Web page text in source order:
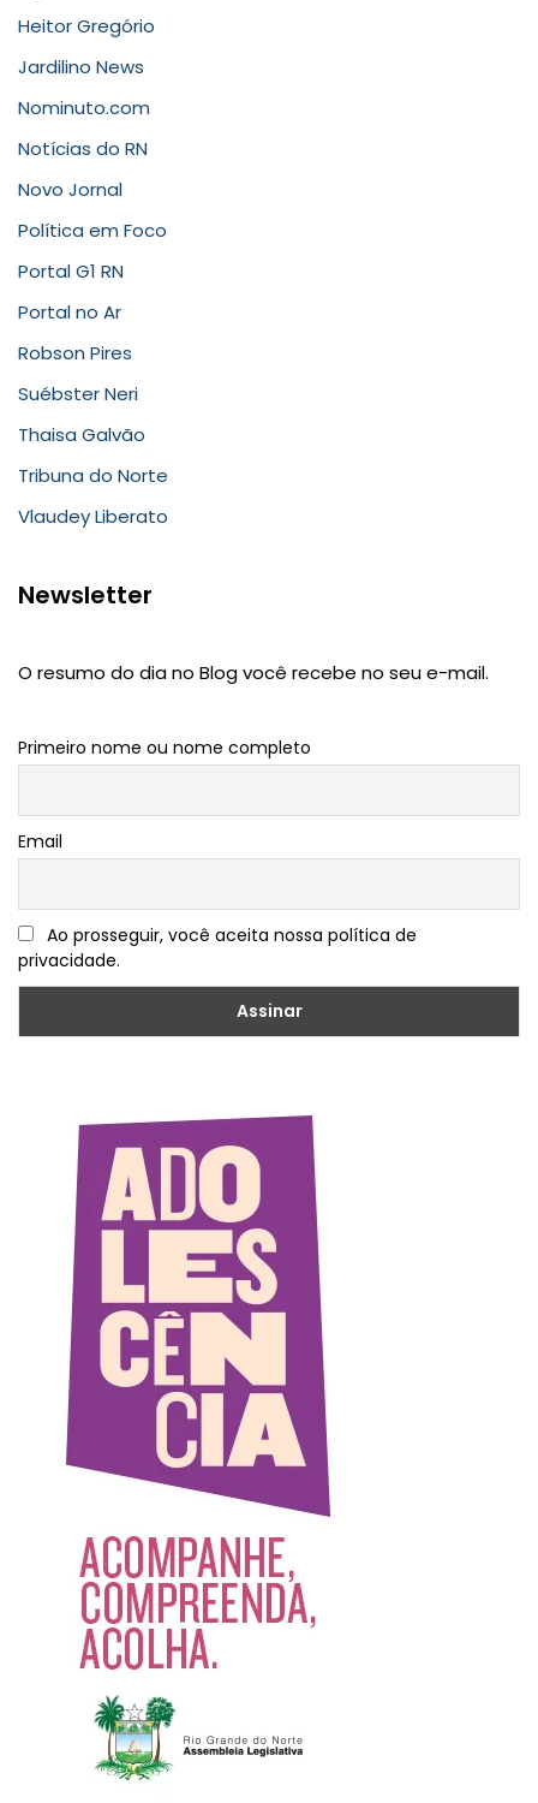
Heitor Gregório
Jardilino News
Nominuto.com
Notícias do RN
Novo Jornal
Política em Foco
Portal G1 RN
Portal no Ar
Robson Pires
Suébster Neri
Thaisa Galvão
Tribuna do Norte
Vlaudey Liberato
Newsletter
O resumo do dia no Blog você recebe no seu e-mail.
Primeiro nome ou nome completo
Email
Ao prosseguir, você aceita nossa política de
privacidade.